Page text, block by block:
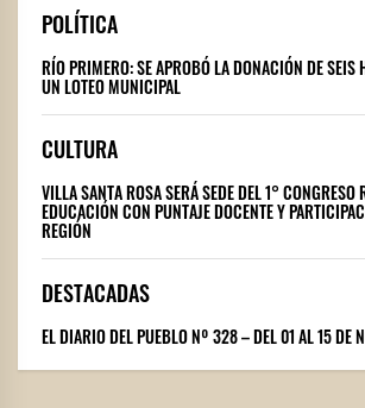
POLÍTICA
RÍO PRIMERO: SE APROBÓ LA DONACIÓN DE SEIS
UN LOTEO MUNICIPAL
CULTURA
VILLA SANTA ROSA SERÁ SEDE DEL 1° CONGRESO
EDUCACIÓN CON PUNTAJE DOCENTE Y
REGIÓN
DESTACADAS
EL DIARIO DEL PUEBLO Nº 328 – DEL 01 AL 15 DE